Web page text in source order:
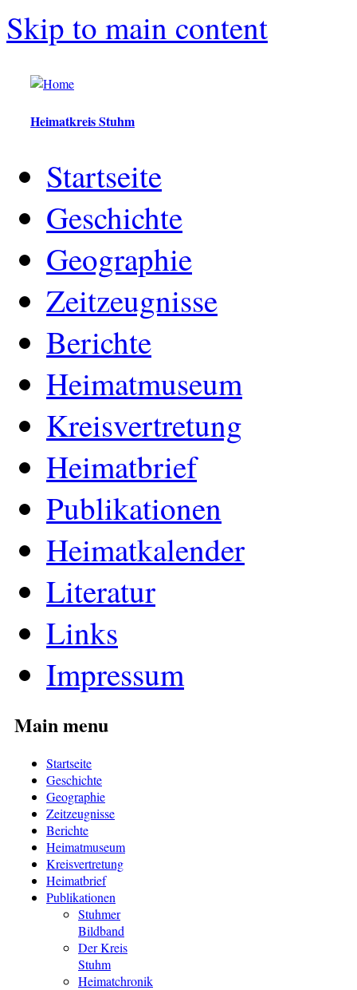
Skip to main content
Heimatkreis Stuhm
Startseite
Geschichte
Geographie
Zeitzeugnisse
Berichte
Heimatmuseum
Kreisvertretung
Heimatbrief
Publikationen
Heimatkalender
Literatur
Links
Impressum
Main menu
Startseite
Geschichte
Geographie
Zeitzeugnisse
Berichte
Heimatmuseum
Kreisvertretung
Heimatbrief
Publikationen
Stuhmer
Bildband
Der Kreis
Stuhm
Heimatchronik